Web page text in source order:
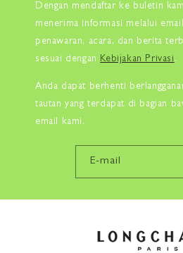
Dengan mendaftar ke buletin
menerima informasi melalui
penawaran, acara, dan berita
sesuai dengan Kebijakan Privasi .
Anda dapat berhenti
tautan yang terdapat di bagian
email kami.
E-mail